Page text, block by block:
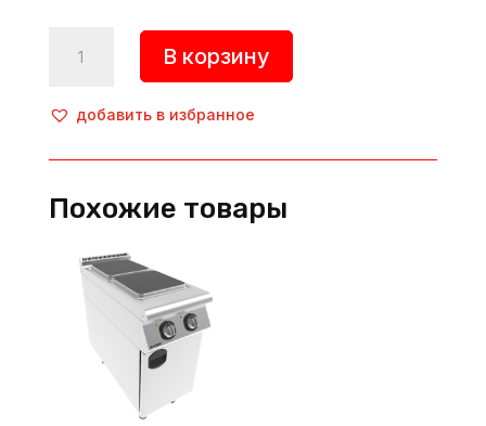
товара
электрическая,
7KE21,
(Турция)
В корзину
добавить в избранное
Похожие товары